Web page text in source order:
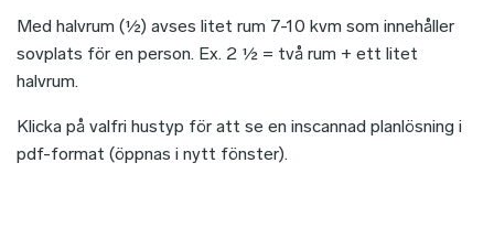
Med halvrum (½) avses litet rum 7-10 kvm som innehåller
sovplats för en person. Ex. 2 ½ = två rum + ett litet
halvrum.
Klicka på valfri hustyp för att se en inscannad planlösning i
pdf-format (öppnas i nytt fönster).